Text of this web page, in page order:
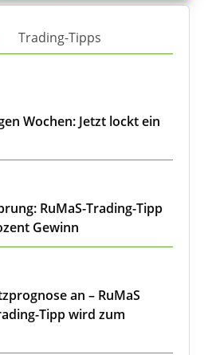
Trading-Tipps
Wochen: Jetzt lockt ein
RuMaS-Trading-Tipp
Gewinn
an – RuMaS
Tipp wird zum